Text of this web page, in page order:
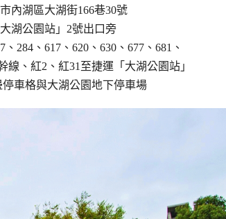
內湖區大湖街166巷30號
湖公園站」2號出口旁
284、617、620、630、677、681、
線、紅2、紅31至捷運「大湖公園站」
車格與大湖公園地下停車場